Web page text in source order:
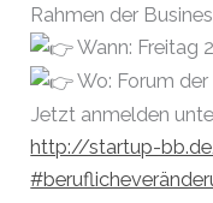
Rahmen der
Wann: Freitag
Wo: Forum
Jetzt anmelden
http://startup-